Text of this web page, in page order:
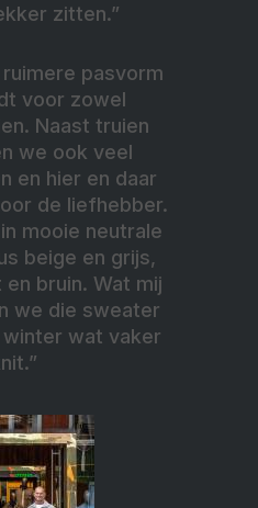
zitten.”
pasvorm
voor zowel
Naast truien
we ook veel
en hier en daar
de liefhebber.
mooie neutrale
beige en grijs,
bruin. Wat mij
we die sweater
wat vaker